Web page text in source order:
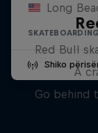
Long
SKATEBOARDING
Shiko
Red Bull
A
Go behind